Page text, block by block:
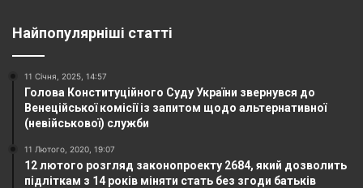
Найпопулярніші статті
11 Січня, 2025, 14:57
Голова Конституційного Суду України звернувся до
Венеційської комісії із запитом щодо альтернативної
(невійськової) служби
11 Лютого, 2020, 19:07
12 лютого розгляд законопроекту 2684, який дозволить
підліткам з 14 років міняти стать без згоди батьків